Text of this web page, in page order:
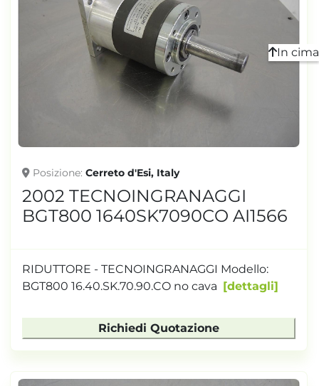
Posizione Cerreto d'Esi, Italy
2002 TECNOINGRANAGGI
BGT800 1640SK7090CO AI1566
RIDUTTORE - TECNOINGRANAGGI Modello:
BGT800 16.40.SK.70.90.CO no cava
dettagli
Richiedi Quotazione
In cima